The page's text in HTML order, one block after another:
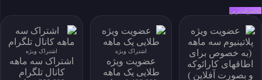
حساب کاربری من
My Subscriptions
download history
my download
پروفایل و دانلود
به‌صرفه‌ترین
اشتراک ویژه
عضویت ویژه
طلایی یک ماهه
اشتراک ویژه
اشتراک سه ماهه
کانال تلگرام